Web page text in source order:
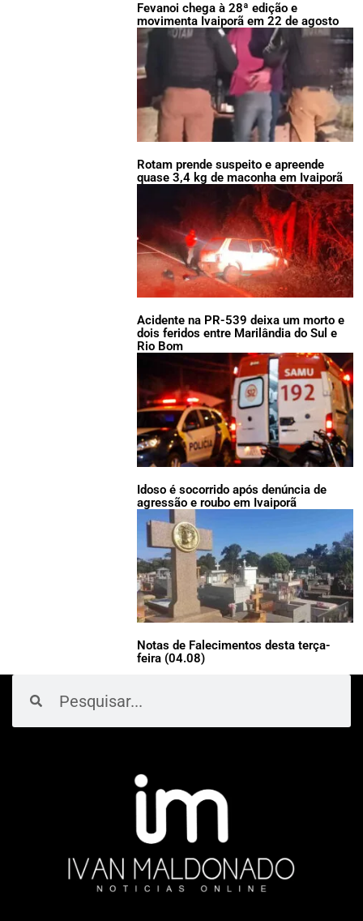
Fevanoi chega à 28ª edição e
movimenta Ivaiporã em 22 de agosto
Rotam prende suspeito e apreende
quase 3,4 kg de maconha em Ivaiporã
Acidente na PR-539 deixa um morto e
dois feridos entre Marilândia do Sul e
Rio Bom
Idoso é socorrido após denúncia de
agressão e roubo em Ivaiporã
Notas de Falecimentos desta terça-
feira (04.08)